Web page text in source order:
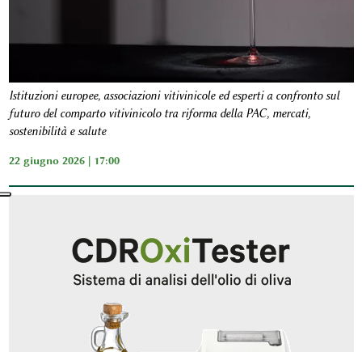
Istituzioni europee, associazioni vitivinicole ed esperti a confronto sul
futuro del comparto vitivinicolo tra riforma della PAC, mercati,
sostenibilità e salute
22 giugno 2026 | 17:00